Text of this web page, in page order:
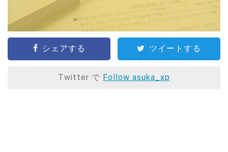
シェアする ツイートする
Twitter で Follow asuka_xp